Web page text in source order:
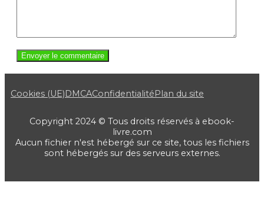
Cookies (UE)DMCAConfidentialitéPlan du site
Copyright 2024 © Tous droits réservés à ebook-
livre.com
Aucun fichier n'est hébergé sur ce site, tous les fichiers
sont hébergés sur des serveurs externes.